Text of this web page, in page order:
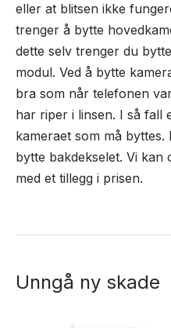
eller at blitsen ikke
trenger å bytte
dette selv trenger du
modul. Ved å bytte
bra som når telefonen
har riper i linsen. I så fall
kameraet som må
bytte bakdekselet. Vi
med et tillegg i prisen.
Unngå ny skade